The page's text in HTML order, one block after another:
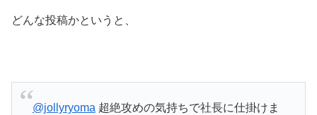
どんな投稿かというと、
@jollyryoma 超絶攻めの気持ちで社長に仕掛けま